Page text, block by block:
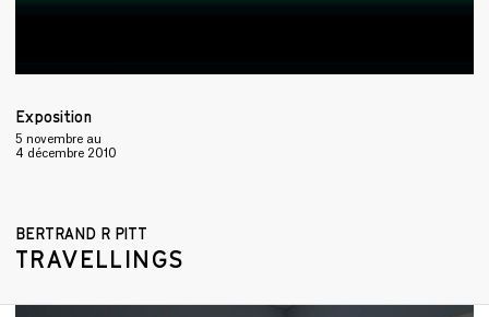
Exposition
5 novembre au
4 décembre 2010
BERTRAND R PITT
TRAVELLINGS